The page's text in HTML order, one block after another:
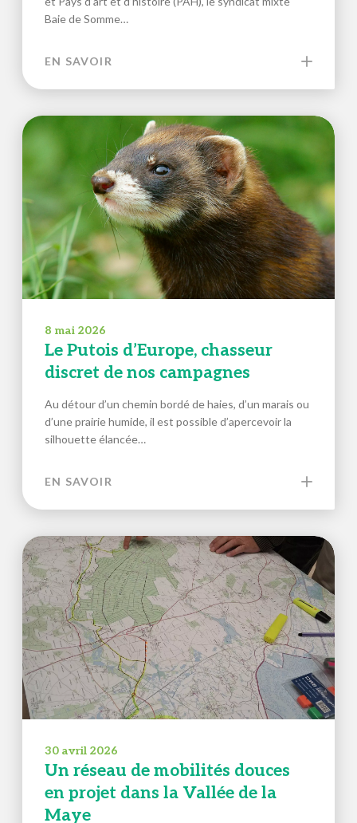
Baie de Somme…
EN SAVOIR
8 mai 2026
Le Putois d’Europe, chasseur
discret de nos campagnes
Au détour d’un chemin bordé de haies, d’un marais ou
d’une prairie humide, il est possible d’apercevoir la
silhouette élancée…
EN SAVOIR
30 avril 2026
Un réseau de mobilités douces
en projet dans la Vallée de la
Maye